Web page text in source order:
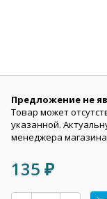
Предложение не
Товар может
указанной.
менеджера
135 ₽